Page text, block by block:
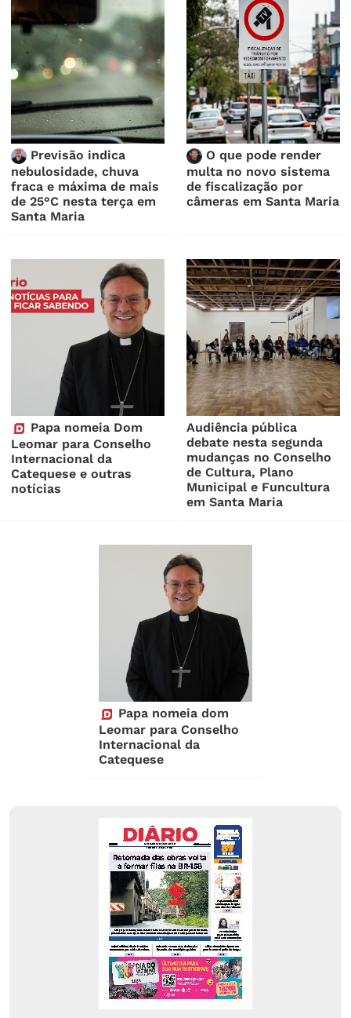
Previsão indica
nebulosidade, chuva
fraca e máxima de mais
de 25°C nesta terça em
Santa Maria
O que pode render
multa no novo sistema
de fiscalização por
câmeras em Santa Maria
Papa nomeia Dom
Leomar para Conselho
Internacional da
Catequese e outras
notícias
Audiência pública
debate nesta segunda
mudanças no Conselho
de Cultura, Plano
Municipal e Funcultura
em Santa Maria
Papa nomeia dom
Leomar para Conselho
Internacional da
Catequese